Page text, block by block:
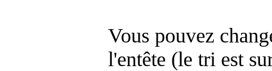
Vous pouvez
l'entête (le tri est